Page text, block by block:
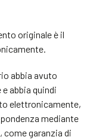
originale è il
abbia avuto
abbia quindi
elettronicamente,
mediante
come garanzia di